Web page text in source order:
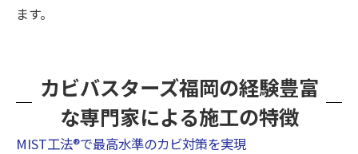
ます。
カビバスターズ福岡の経験豊富
な専門家による施工の特徴
MIST工法®で最高水準のカビ対策を実現